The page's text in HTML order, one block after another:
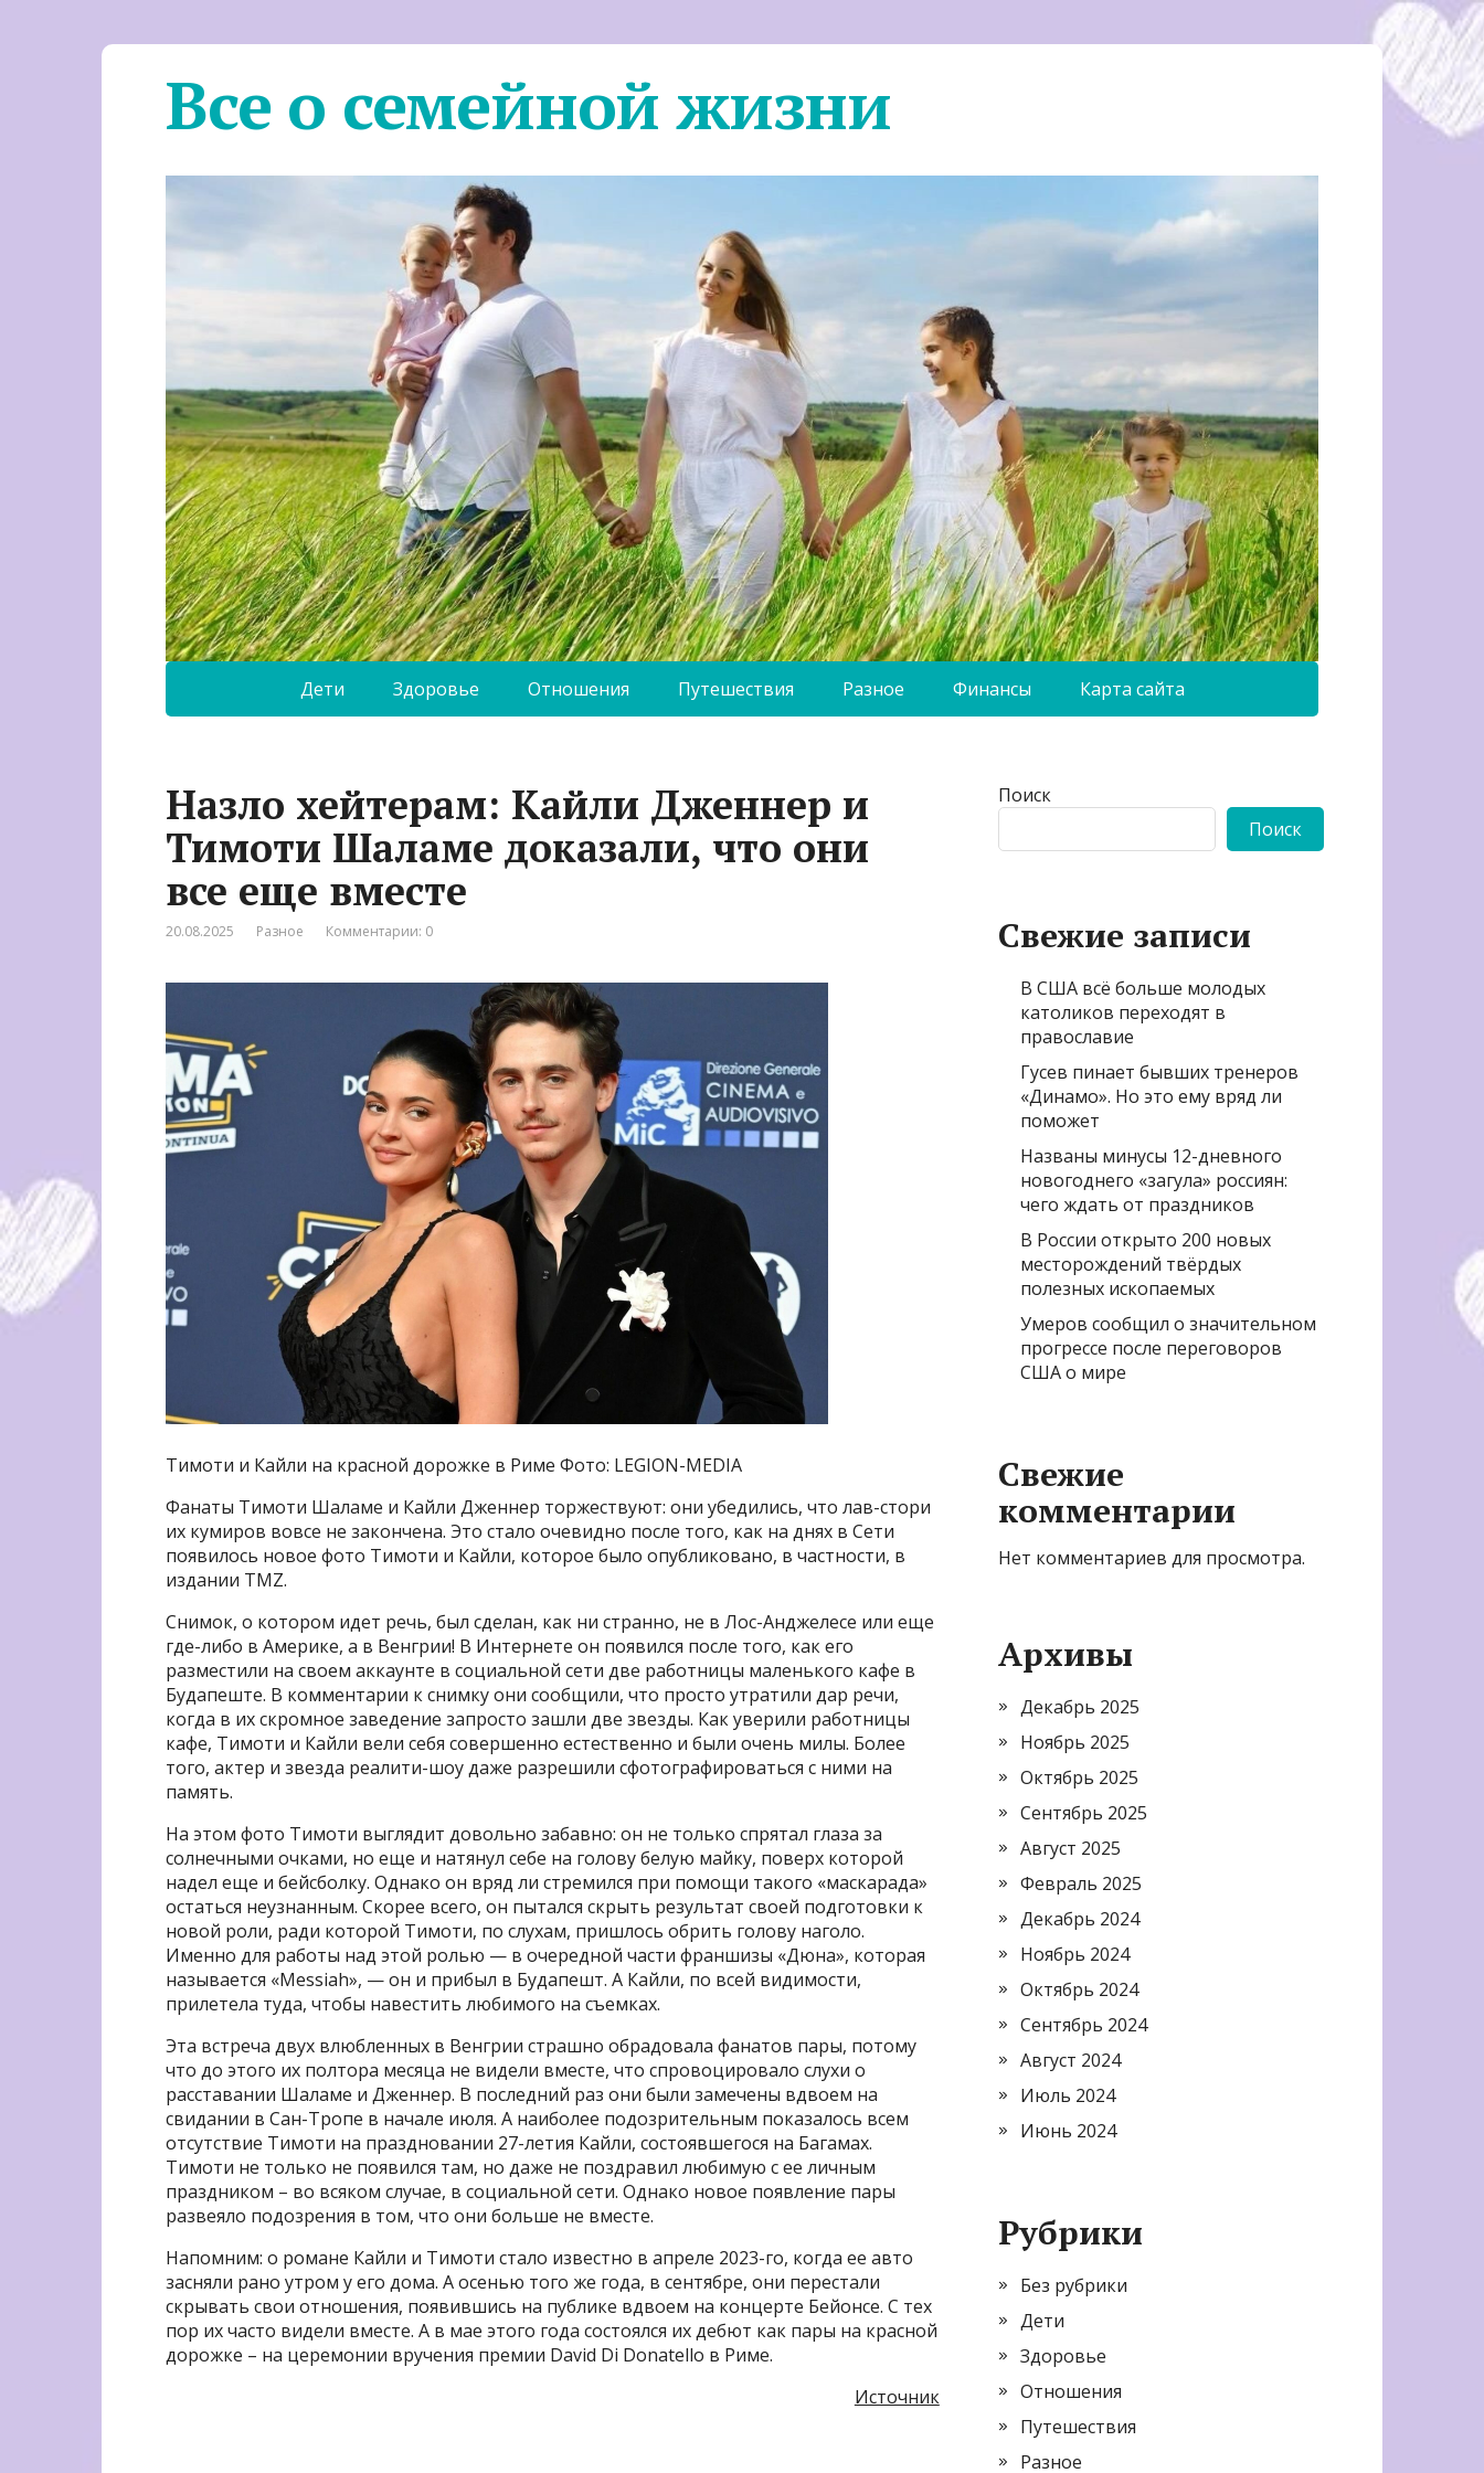
Все о семейной жизни
Дети Здоровье Отношения Путешествия Разное Финансы Карта сайта
Назло хейтерам: Кайли Дженнер и
Тимоти Шаламе доказали, что они
все еще вместе
20.08.2025 Разное Комментарии: 0
Тимоти и Кайли на красной дорожке в Риме Фото: LEGION-MEDIA
Фанаты Тимоти Шаламе и Кайли Дженнер торжествуют: они убедились, что лав-стори
их кумиров вовсе не закончена. Это стало очевидно после того, как на днях в Сети
появилось новое фото Тимоти и Кайли, которое было опубликовано, в частности, в
издании TMZ.
Снимок, о котором идет речь, был сделан, как ни странно, не в Лос-Анджелесе или еще
где-либо в Америке, а в Венгрии! В Интернете он появился после того, как его
разместили на своем аккаунте в социальной сети две работницы маленького кафе в
Будапеште. В комментарии к снимку они сообщили, что просто утратили дар речи,
когда в их скромное заведение запросто зашли две звезды. Как уверили работницы
кафе, Тимоти и Кайли вели себя совершенно естественно и были очень милы. Более
того, актер и звезда реалити-шоу даже разрешили сфотографироваться с ними на
память.
На этом фото Тимоти выглядит довольно забавно: он не только спрятал глаза за
солнечными очками, но еще и натянул себе на голову белую майку, поверх которой
надел еще и бейсболку. Однако он вряд ли стремился при помощи такого «маскарада»
остаться неузнанным. Скорее всего, он пытался скрыть результат своей подготовки к
новой роли, ради которой Тимоти, по слухам, пришлось обрить голову наголо.
Именно для работы над этой ролью — в очередной части франшизы «Дюна», которая
называется «Messiah», — он и прибыл в Будапешт. А Кайли, по всей видимости,
прилетела туда, чтобы навестить любимого на съемках.
Эта встреча двух влюбленных в Венгрии страшно обрадовала фанатов пары, потому
что до этого их полтора месяца не видели вместе, что спровоцировало слухи о
расставании Шаламе и Дженнер. В последний раз они были замечены вдвоем на
свидании в Сан-Тропе в начале июля. А наиболее подозрительным показалось всем
отсутствие Тимоти на праздновании 27-летия Кайли, состоявшегося на Багамах.
Тимоти не только не появился там, но даже не поздравил любимую с ее личным
праздником – во всяком случае, в социальной сети. Однако новое появление пары
развеяло подозрения в том, что они больше не вместе.
Напомним: о романе Кайли и Тимоти стало известно в апреле 2023-го, когда ее авто
засняли рано утром у его дома. А осенью того же года, в сентябре, они перестали
скрывать свои отношения, появившись на публике вдвоем на концерте Бейонсе. С тех
пор их часто видели вместе. А в мае этого года состоялся их дебют как пары на красной
дорожке – на церемонии вручения премии David Di Donatello в Риме.
Источник
Поиск
Поиск
Свежие записи
В США всё больше молодых
католиков переходят в
православие
Гусев пинает бывших тренеров
«Динамо». Но это ему вряд ли
поможет
Названы минусы 12-дневного
новогоднего «загула» россиян:
чего ждать от праздников
В России открыто 200 новых
месторождений твёрдых
полезных ископаемых
Умеров сообщил о значительном
прогрессе после переговоров
США о мире
Свежие
комментарии
Нет комментариев для просмотра.
Архивы
Декабрь 2025
Ноябрь 2025
Октябрь 2025
Сентябрь 2025
Август 2025
Февраль 2025
Декабрь 2024
Ноябрь 2024
Октябрь 2024
Сентябрь 2024
Август 2024
Июль 2024
Июнь 2024
Рубрики
Без рубрики
Дети
Здоровье
Отношения
Путешествия
Разное